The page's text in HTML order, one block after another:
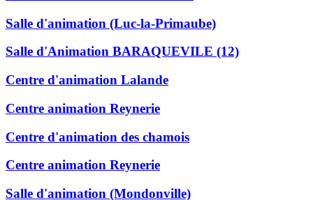
Salle d'animation (Luc-la-Primaube)
Salle d'Animation BARAQUEVILE (12)
Centre d'animation Lalande
Centre animation Reynerie
Centre d'animation des chamois
Centre animation Reynerie
Salle d'animation (Mondonville)